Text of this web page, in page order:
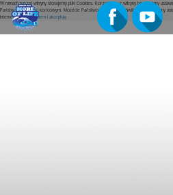
W ramach naszej witryny stosujemy pliki Cookies. Korzystanie z witryny bez zmiany
Państwa urządzeniu końcowym. Możecie Państwo w dowolnej chwili dokonać zmiany
internetowej.Rozumiem i akceptuję